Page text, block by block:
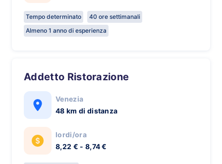
Tempo determinato
40 ore settimanali
Almeno 1 anno di esperienza
Addetto Ristorazione
Venezia
48 km di distanza
lordi/ora
8,22 € - 8,74 €